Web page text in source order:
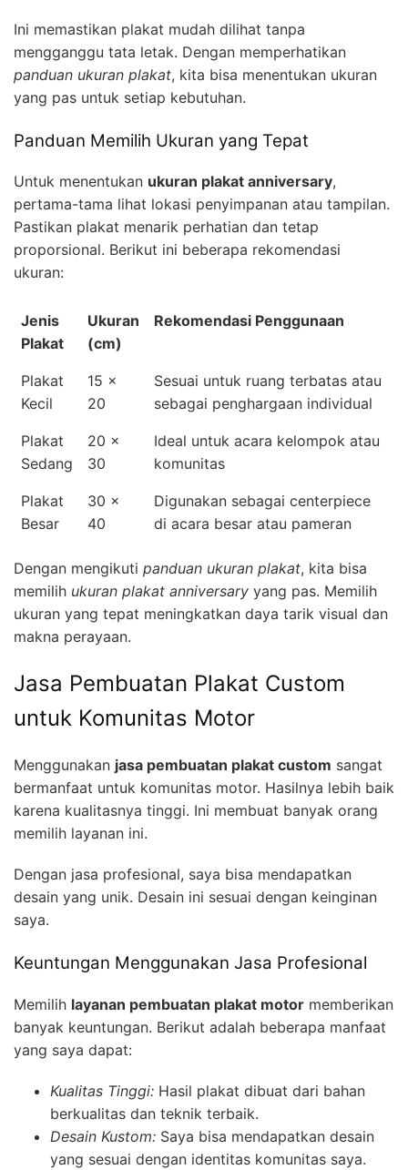
Ini memastikan plakat mudah dilihat tanpa
mengganggu tata letak. Dengan memperhatikan
panduan ukuran plakat, kita bisa menentukan ukuran
yang pas untuk setiap kebutuhan.
Panduan Memilih Ukuran yang Tepat
Untuk menentukan ukuran plakat anniversary,
pertama-tama lihat lokasi penyimpanan atau tampilan.
Pastikan plakat menarik perhatian dan tetap
proporsional. Berikut ini beberapa rekomendasi
ukuran:
Jenis
Plakat
Ukuran
(cm)
Rekomendasi Penggunaan
Plakat
Kecil
15 x
20
Sesuai untuk ruang terbatas atau
sebagai penghargaan individual
Plakat
Sedang
20 x
30
Ideal untuk acara kelompok atau
komunitas
Plakat
Besar
30 x
40
Digunakan sebagai centerpiece
di acara besar atau pameran
Dengan mengikuti panduan ukuran plakat, kita bisa
memilih ukuran plakat anniversary yang pas. Memilih
ukuran yang tepat meningkatkan daya tarik visual dan
makna perayaan.
Jasa Pembuatan Plakat Custom
untuk Komunitas Motor
Menggunakan jasa pembuatan plakat custom sangat
bermanfaat untuk komunitas motor. Hasilnya lebih baik
karena kualitasnya tinggi. Ini membuat banyak orang
memilih layanan ini.
Dengan jasa profesional, saya bisa mendapatkan
desain yang unik. Desain ini sesuai dengan keinginan
saya.
Keuntungan Menggunakan Jasa Profesional
Memilih layanan pembuatan plakat motor memberikan
banyak keuntungan. Berikut adalah beberapa manfaat
yang saya dapat:
Kualitas Tinggi: Hasil plakat dibuat dari bahan
berkualitas dan teknik terbaik.
Desain Kustom: Saya bisa mendapatkan desain
yang sesuai dengan identitas komunitas saya.